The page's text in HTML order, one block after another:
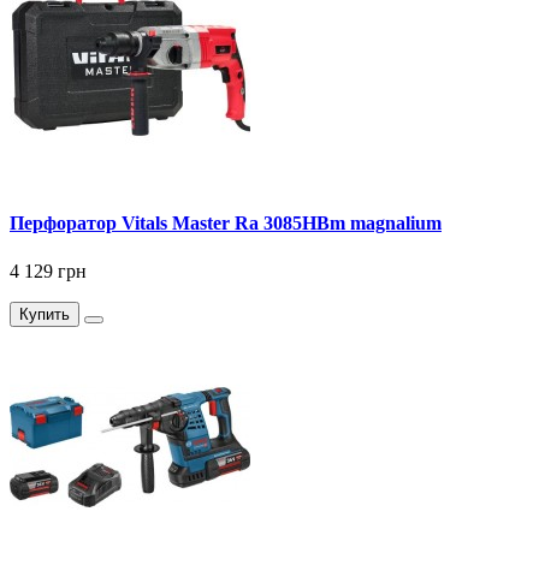
Перфоратор Vitals Master Ra 3085HBm magnalium
4 129 грн
Купить